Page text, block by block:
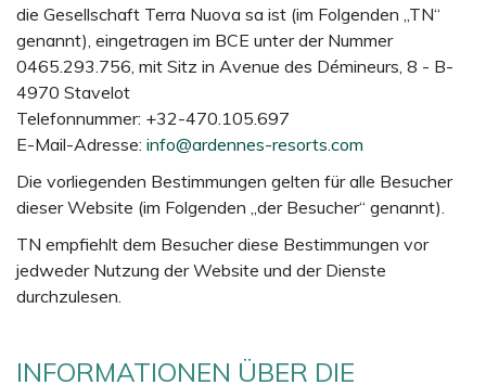
die Gesellschaft Terra Nuova sa ist (im Folgenden „TN“
genannt), eingetragen im BCE unter der Nummer
0465.293.756, mit Sitz in Avenue des Démineurs, 8 - B-
4970 Stavelot
Telefonnummer: +32-470.105.697
E-Mail-Adresse: info@ardennes-resorts.com
Die vorliegenden Bestimmungen gelten für alle Besucher
dieser Website (im Folgenden „der Besucher“ genannt).
TN empfiehlt dem Besucher diese Bestimmungen vor
jedweder Nutzung der Website und der Dienste
durchzulesen.
INFORMATIONEN ÜBER DIE